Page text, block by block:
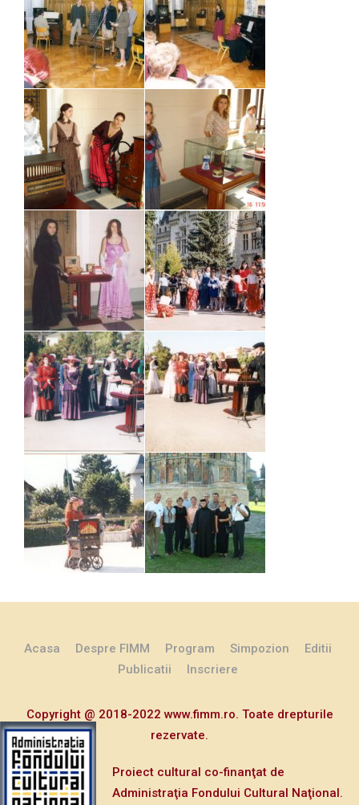
Acasa Despre FIMM Program Simpozion
Editii
Publicatii
Inscriere
Copyright @ 2018-2022 www.fimm.ro. Toate drepturile
rezervate.
Proiect cultural co-finanţat de
Administraţia Fondului Cultural Naţional.